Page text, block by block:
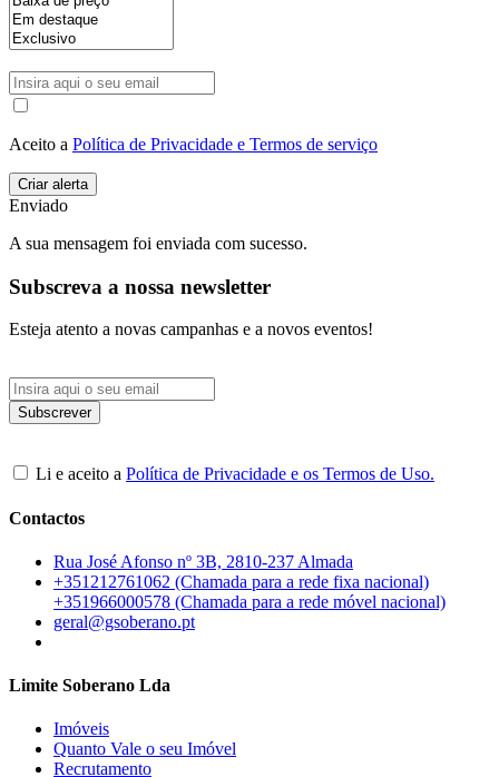
Aceito a Política de Privacidade e Termos de serviço
Enviado
A sua mensagem foi enviada com sucesso.
Subscreva a nossa newsletter
Esteja atento a novas campanhas e a novos eventos!
Li e aceito a Política de Privacidade e os Termos de Uso.
Contactos
Rua José Afonso nº 3B, 2810-237 Almada
+351212761062 (Chamada para a rede fixa nacional)
+351966000578 (Chamada para a rede móvel nacional)
geral@gsoberano.pt
Limite Soberano Lda
Imóveis
Quanto Vale o seu Imóvel
Recrutamento